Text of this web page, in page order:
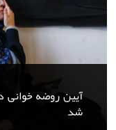
آیین روضه خوانی
شد